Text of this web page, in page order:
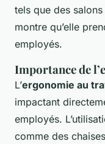
tels que des
montre qu’elle
employés.
Importance de
L’ergonomie au
impactant
employés.
comme des